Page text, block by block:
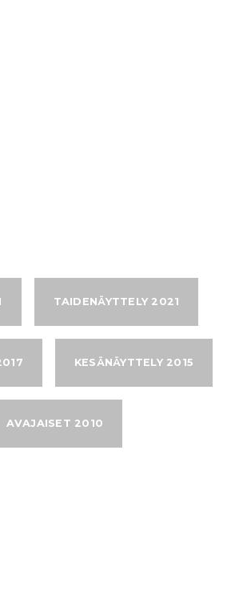
TAIDENÄYTTELY 2021
KESÄNÄYTTELY 2015
AVAJAISET 2010